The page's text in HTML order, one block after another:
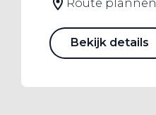
Route plannen
Bekijk details